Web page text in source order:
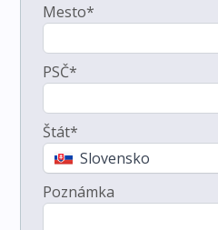
Mesto*
PSČ*
Štát*
Slovensko
Poznámka